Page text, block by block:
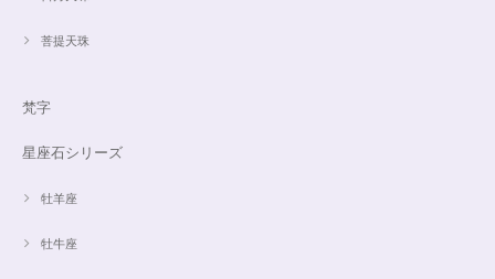
菩提天珠
梵字
星座石シリーズ
牡羊座
牡牛座